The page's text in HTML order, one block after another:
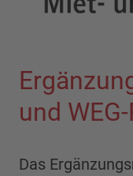
und
Das